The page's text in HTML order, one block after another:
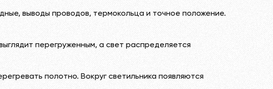
выводы проводов, термокольца и точное положение.
перегруженным, а свет распределяется
полотно. Вокруг светильника появляются